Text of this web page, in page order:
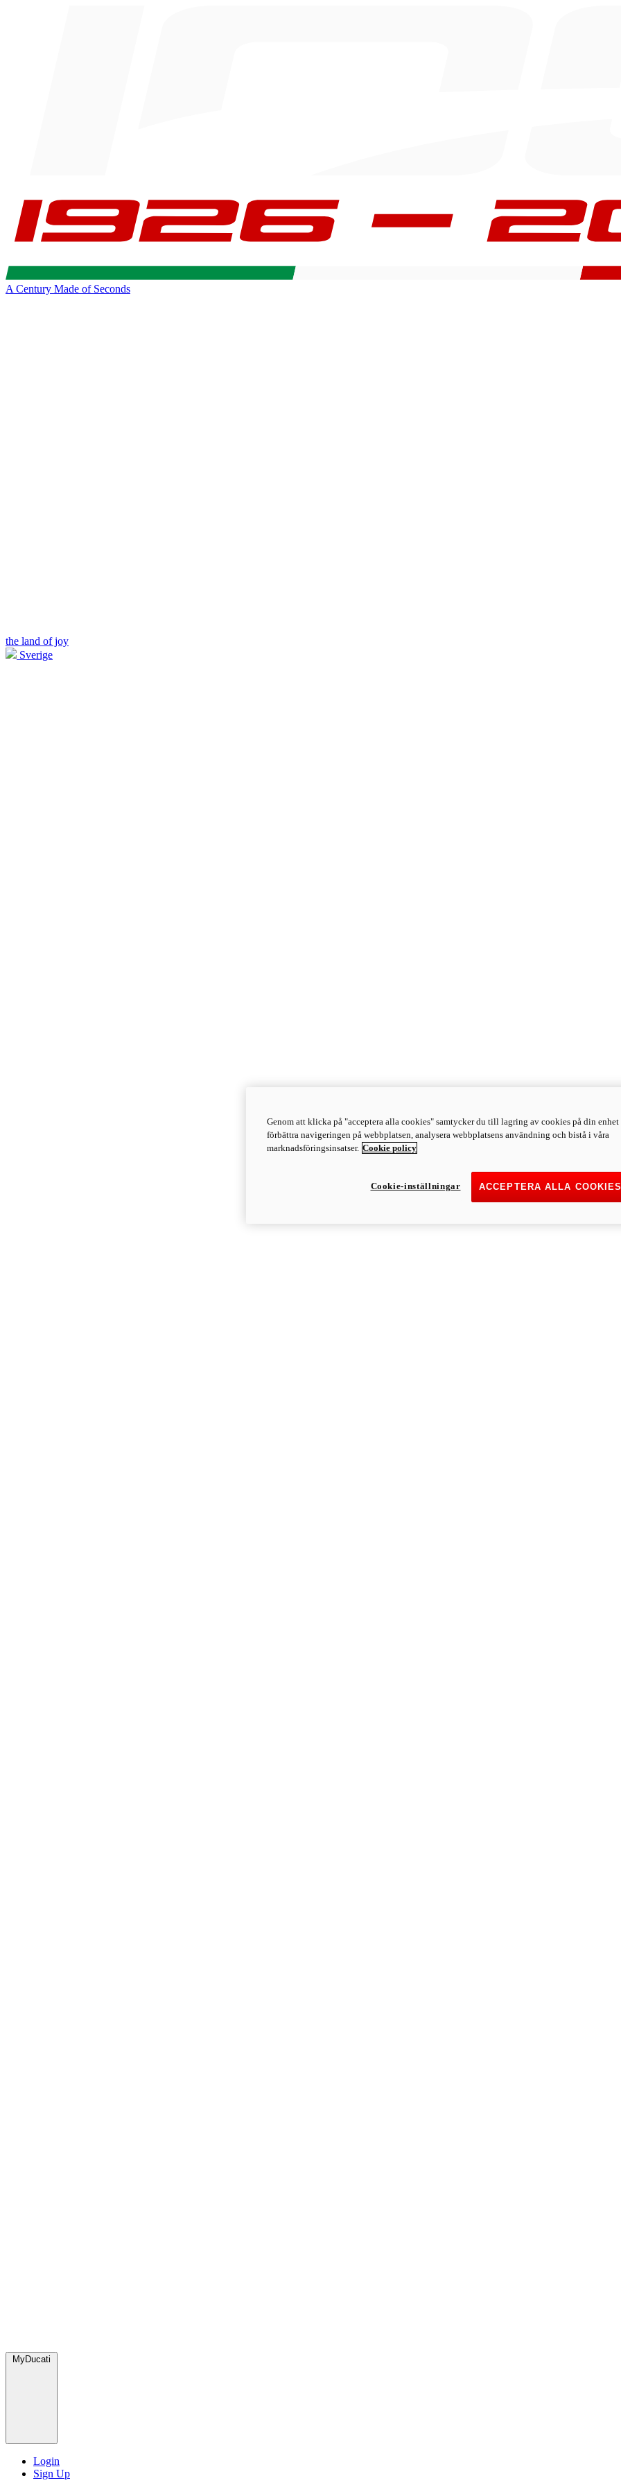
A Century Made of Seconds
the land of joy
Sverige
MyDucati
Login
Sign Up
Genom att klicka på "acceptera alla cookies" samtycker du till lagring av cookies på din enhet
förbättra navigeringen på webbplatsen, analysera webbplatsens användning och bistå i våra
marknadsföringsinsatser. Cookie policy
ACCEPTERA ALLA COOKIES
Cookie-inställningar